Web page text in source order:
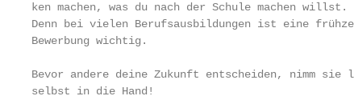
ken machen, was du nach der Schule machen
Denn bei vielen Berufsausbildungen ist eine
Bewerbung wichtig.
Bevor andere deine Zukunft entscheiden, nimm
selbst in die Hand!